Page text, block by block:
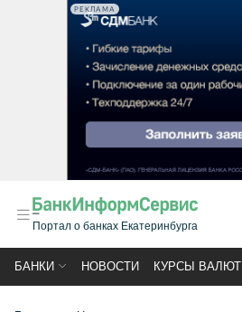
РЕКЛАМА
Портал о банках Екатеринбурга
БАНКИ НОВОСТИ КУРСЫ ВАЛЮТ